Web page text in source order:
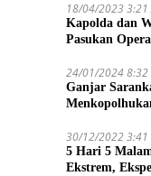
18/04/2023 3:21
Kapolda dan
Pasukan
24/01/2024 8:32
Ganjar
30/12/2022 3:41
5 Hari 5
Ekstrem,